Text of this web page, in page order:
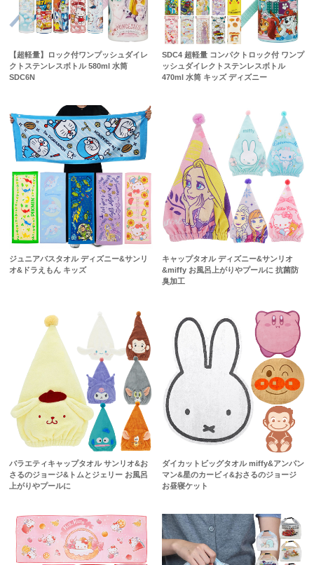
【超軽量】ロック付ワンプッシュダイレ
クトステンレスボトル 580ml 水筒
SDC6N
SDC4 超軽量 コンパクトロック付 ワンプ
ッシュダイレクトステンレスボトル
470ml 水筒 キッズ ディズニー
ジュニアバスタオル ディズニー&サンリ
オ&ドラえもん キッズ
キャップタオル ディズニー&サンリオ
&miffy お風呂上がりやプールに 抗菌防
臭加工
バラエティキャップタオル サンリオ&お
さるのジョージ&トムとジェリー お風呂
上がりやプールに
ダイカットビッグタオル miffy&アンパン
マン&星のカービィ&おさるのジョージ
お昼寝ケット